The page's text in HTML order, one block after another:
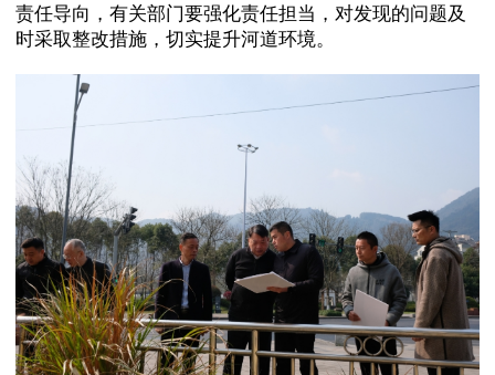
责任导向，有关部门要强化责任担当，对发现的问题及
时采取整改措施，切实提升河道环境。